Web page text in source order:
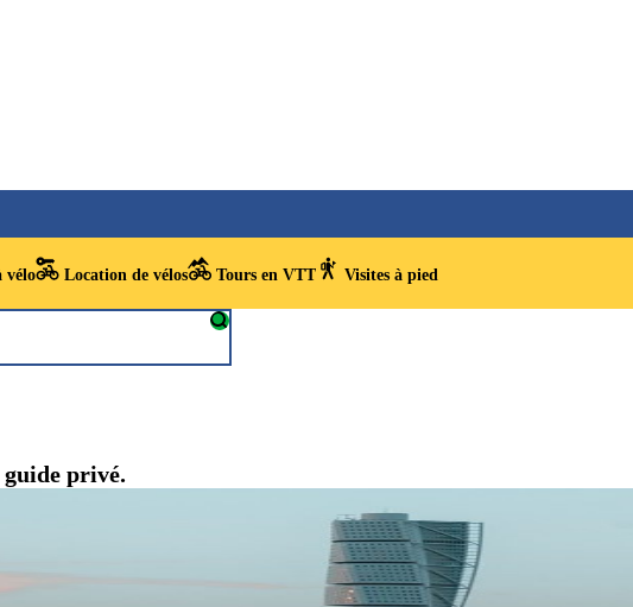
vélo Location de vélos Tours en VTT Visites à pied
privé.